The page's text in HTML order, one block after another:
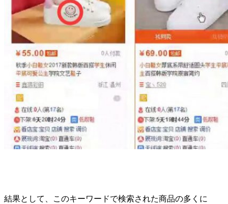
結果として、このキーワードで検索された商品の多くに